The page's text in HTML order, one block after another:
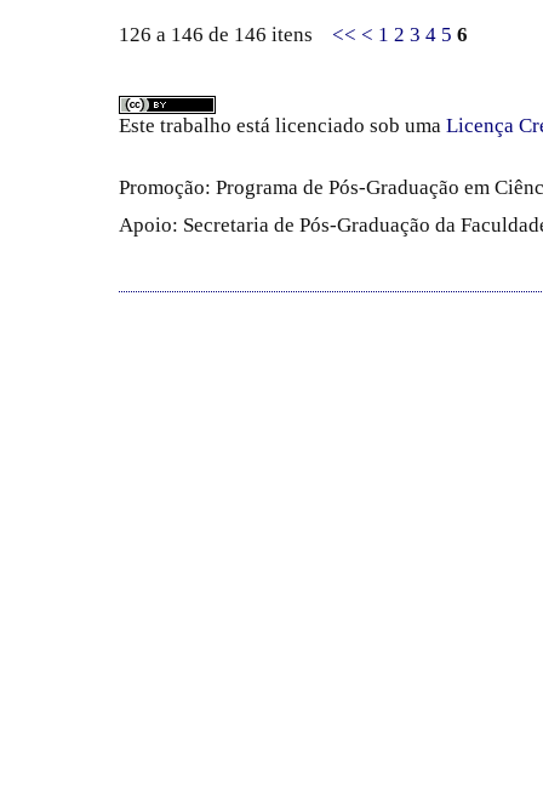
126 a 146 de 146 itens << < 1 2 3 4 5 6
Este trabalho está licenciado sob uma Licença
Promoção: Programa de Pós-Graduação em
Apoio: Secretaria de Pós-Graduação da